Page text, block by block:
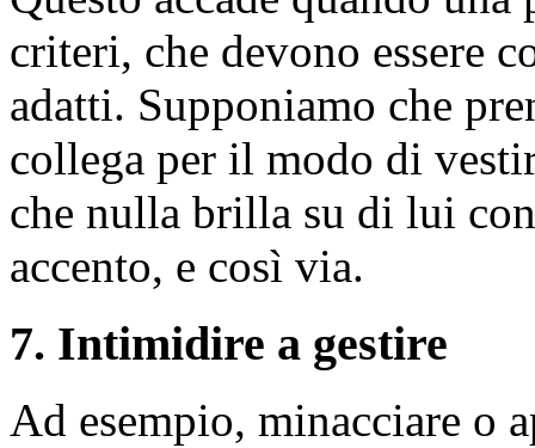
criteri, che devono essere
adatti. Supponiamo che
collega per il modo di
che nulla brilla su di lui
accento, e così via.
7. Intimidire a gestire
Ad esempio, minacciare o